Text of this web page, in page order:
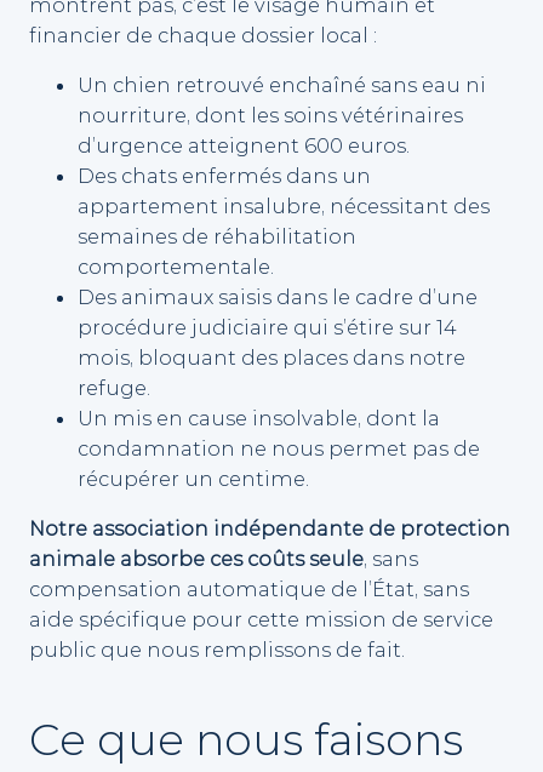
montrent pas, c’est le visage humain et
financier de chaque dossier local :
Un chien retrouvé enchaîné sans eau ni
nourriture, dont les soins vétérinaires
d’urgence atteignent 600 euros.
Des chats enfermés dans un
appartement insalubre, nécessitant des
semaines de réhabilitation
comportementale.
Des animaux saisis dans le cadre d’une
procédure judiciaire qui s’étire sur 14
mois, bloquant des places dans notre
refuge.
Un mis en cause insolvable, dont la
condamnation ne nous permet pas de
récupérer un centime.
Notre association indépendante de protection
animale absorbe ces coûts seule, sans
compensation automatique de l’État, sans
aide spécifique pour cette mission de service
public que nous remplissons de fait.
Ce que nous faisons